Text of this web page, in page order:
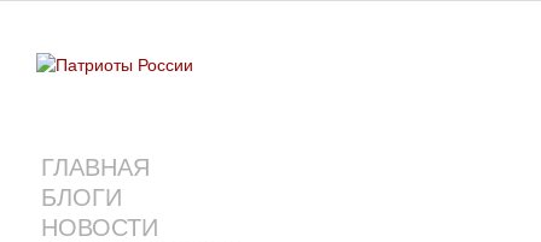
ГЛАВНАЯ
БЛОГИ
НОВОСТИ